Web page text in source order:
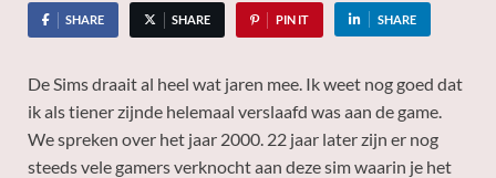
SHARE SHARE PIN IT SHARE
De Sims draait al heel wat jaren mee. Ik weet nog goed dat
ik als tiener zijnde helemaal verslaafd was aan de game.
We spreken over het jaar 2000. 22 jaar later zijn er nog
steeds vele gamers verknocht aan deze sim waarin je het